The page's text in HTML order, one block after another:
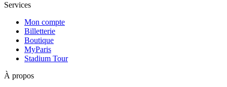
Services
Mon compte
Billetterie
Boutique
MyParis
Stadium Tour
À propos